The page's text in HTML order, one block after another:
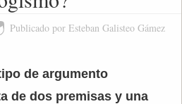
Publicado por Esteban Galisteo Gámez
de argumento
de dos premisas y una